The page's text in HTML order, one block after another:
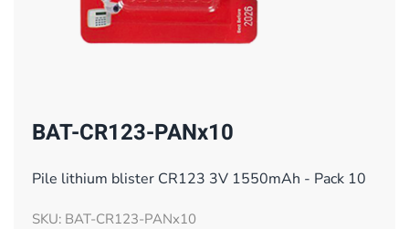
BAT-CR123-PANx10
Pile lithium blister CR123 3V 1550mAh - Pack 10
SKU: BAT-CR123-PANx10